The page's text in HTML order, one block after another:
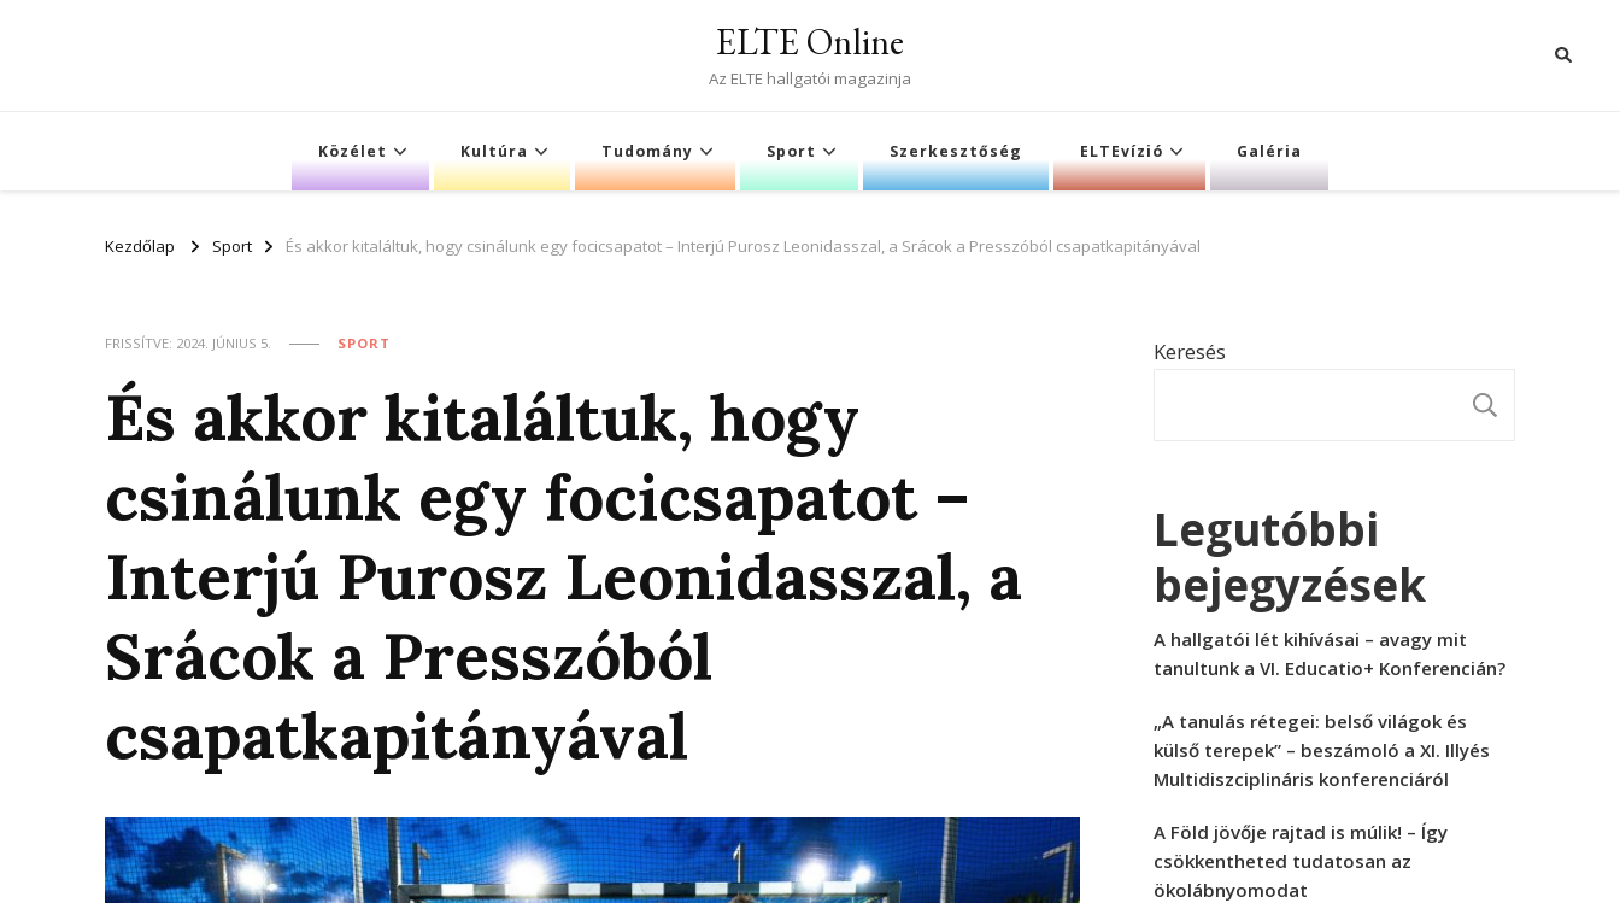
ELTE Online
Az ELTE hallgatói magazinja
Közélet Kultúra Tudomány Sport Szerkesztőség ELTEvízió Galéria
Kezdőlap Sport És akkor kitaláltuk, hogy csinálunk egy focicsapatot – Interjú Purosz Leonidasszal, a Srácok a Presszóból csapatkapitányával
FRISSÍTVE: 2024. JÚNIUS 5. SPORT
És akkor kitaláltuk, hogy
csinálunk egy focicsapatot –
Interjú Purosz Leonidasszal, a
Srácok a Presszóból
csapatkapitányával
Keresés
Legutóbbi
bejegyzések
A hallgatói lét kihívásai – avagy mit
tanultunk a VI. Educatio+ Konferencián?
„A tanulás rétegei: belső világok és
külső terepek” – beszámoló a XI. Illyés
Multidiszciplináris konferenciáról
A Föld jövője rajtad is múlik! – Így
csökkentheted tudatosan az
ökolábnyomodat